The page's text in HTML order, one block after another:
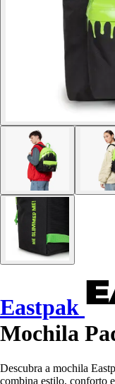
Eastpak
Mochila
Descubra a mochila
combina estilo, conforto